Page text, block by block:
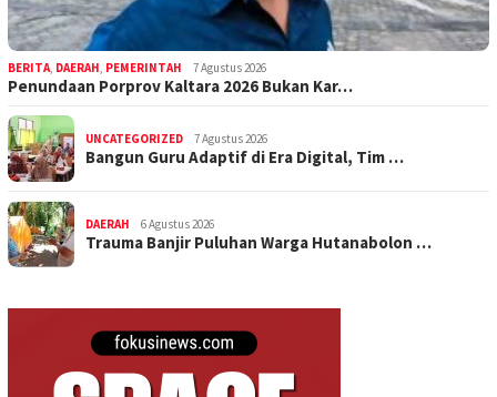
BERITA DAERAH PEMERINTAH 7 Agustus 2026
Penundaan Porprov Kaltara 2026 Bukan Kar…
UNCATEGORIZED 7 Agustus 2026
Bangun Guru Adaptif di Era Digital, Tim …
DAERAH 6 Agustus 2026
Trauma Banjir Puluhan Warga Hutanabolon …